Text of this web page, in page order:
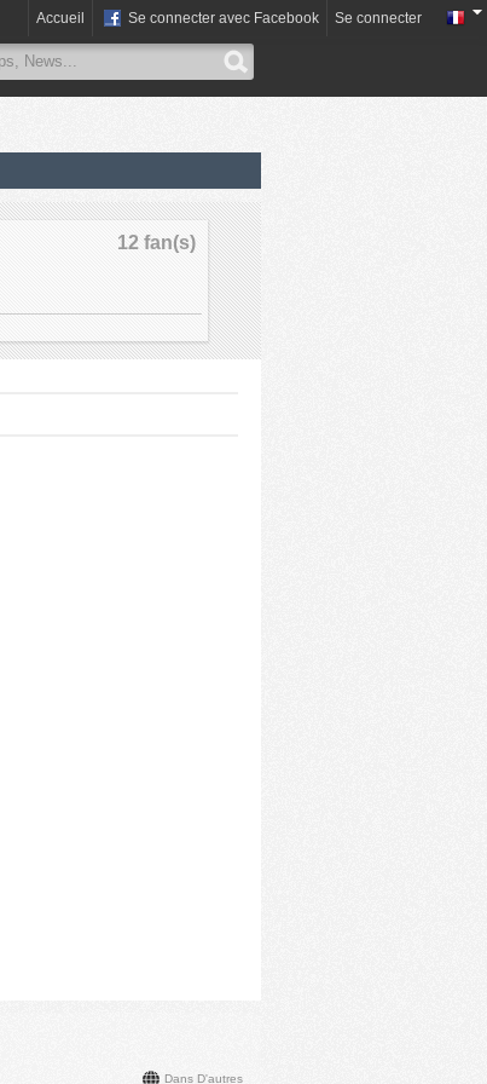
Accueil Se connecter avec Facebook Se connecter
12 fan(s)
Dans D'autres